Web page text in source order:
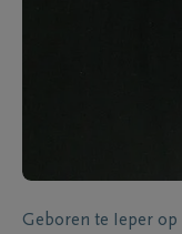
Geboren te Ieper op